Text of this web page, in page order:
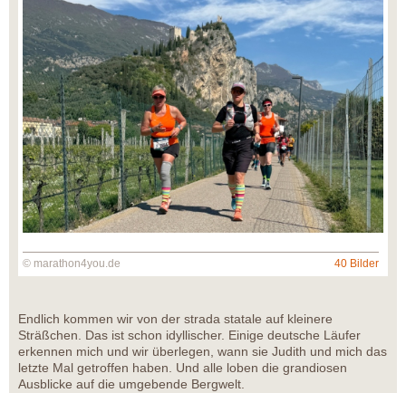
© marathon4you.de 40 Bilder
Endlich kommen wir von der strada statale auf kleinere
Sträßchen. Das ist schon idyllischer. Einige deutsche Läufer
erkennen mich und wir überlegen, wann sie Judith und mich das
letzte Mal getroffen haben. Und alle loben die grandiosen
Ausblicke auf die umgebende Bergwelt.